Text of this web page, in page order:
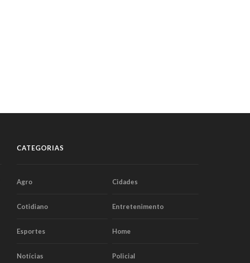
CATEGORIAS
Agro Cidades
Cotidiano Entretenimento
Esportes Home
Notícias Policial